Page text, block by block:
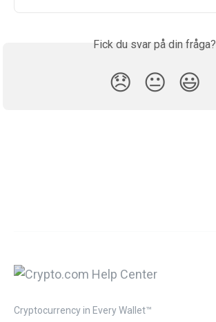
Fick du svar på din fråga?
😞 😐 😃
Cryptocurrency in Every Wallet™